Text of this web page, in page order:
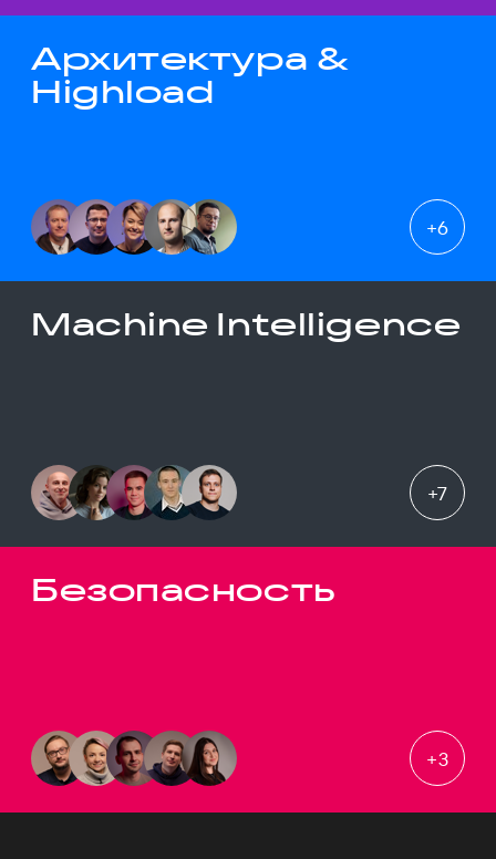
Архитектура &
Highload
+6
Machine Intelligence
+7
Безопасность
+3